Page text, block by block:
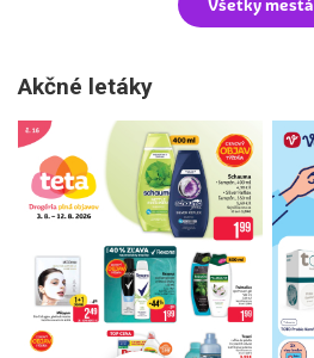
Všetky mestá
Akčné letáky